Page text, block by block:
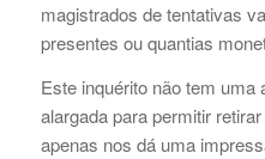
magistrados de tentativas
presentes ou quantias
Este inquérito não tem
alargada para permitir
apenas nos dá uma